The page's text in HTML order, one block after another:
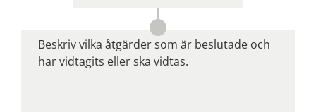
Beskriv vilka åtgärder som är beslutade och
har vidtagits eller ska vidtas.